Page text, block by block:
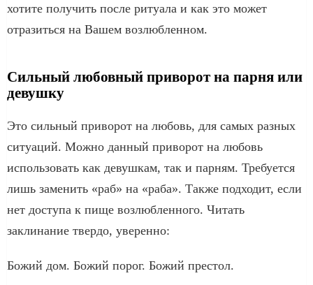
хотите получить после ритуала и как это может
отразиться на Вашем возлюбленном.
Сильный любовный приворот на парня или
девушку
Это сильный приворот на любовь, для самых разных
ситуаций. Можно данный приворот на любовь
использовать как девушкам, так и парням. Требуется
лишь заменить «раб» на «раба». Также подходит, если
нет доступа к пище возлюбленного. Читать
заклинание твердо, уверенно:
Божий дом. Божий порог. Божий престол.